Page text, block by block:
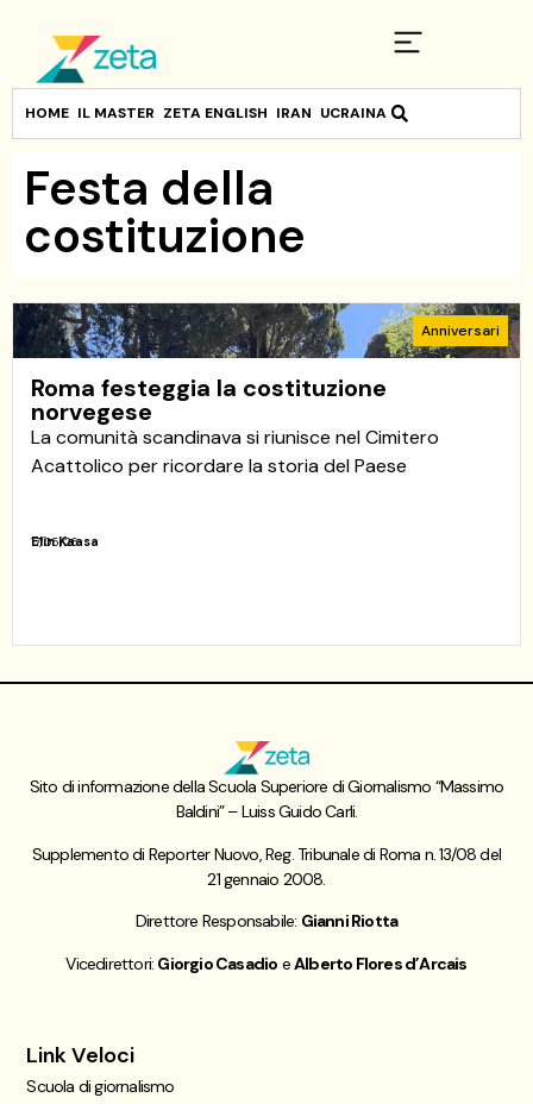
HOME IL MASTER ZETA ENGLISH IRAN UCRAINA
Festa della
costituzione
Anniversari
Roma festeggia la costituzione
norvegese
La comunità scandinava si riunisce nel Cimitero
Acattolico per ricordare la storia del Paese
17/05/26
Elin Kaasa
Sito di informazione della Scuola Superiore di Giornalismo “Massimo
Baldini” – Luiss Guido Carli.
Supplemento di Reporter Nuovo, Reg. Tribunale di Roma n. 13/08 del
21 gennaio 2008.
Direttore Responsabile: Gianni Riotta
Vicedirettori: Giorgio Casadio eAlberto Flores d’Arcais
Link Veloci
Scuola di giornalismo